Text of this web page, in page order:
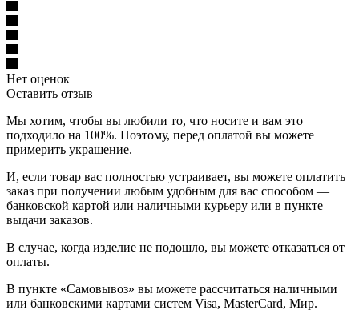
Нет оценок
Оставить отзыв
Мы хотим, чтобы вы любили то, что носите и вам это
подходило на 100%. Поэтому, перед оплатой вы можете
примерить украшение.
И, если товар вас полностью устраивает, вы можете оплатить
заказ при получении любым удобным для вас способом —
банковской картой или наличными курьеру или в пункте
выдачи заказов.
В случае, когда изделие не подошло, вы можете отказаться от
оплаты.
В пункте «Самовывоз» вы можете рассчитаться наличными
или банковскими картами систем Visa, MasterCard, Мир.